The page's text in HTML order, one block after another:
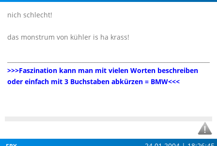
nich schlecht!
das monstrum von kühler is ha krass!
>>>Faszination kann man mit vielen Worten beschreiben
oder einfach mit 3 Buchstaben abkürzen = BMW<<<